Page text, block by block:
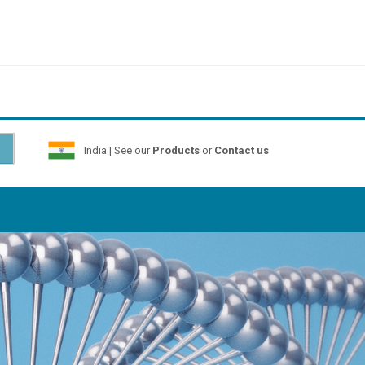
India | See our Productsor Contact us